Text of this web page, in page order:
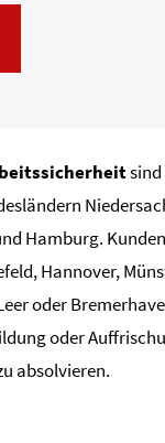
Hamburg.
Hannover,
oder
oder
absolvieren.